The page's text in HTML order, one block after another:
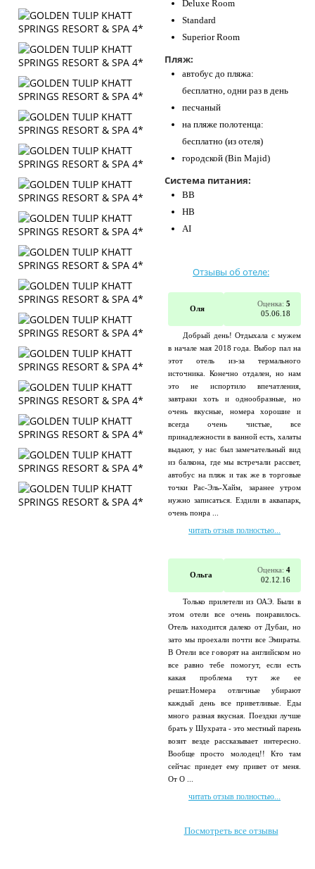
Deluxe Room
Standard
Superior Room
Пляж:
автобус до пляжа:
бесплатно, одни раз в день
песчаный
на пляже полотенца:
бесплатно (из отеля)
городской (Bin Majid)
Система питания:
BB
HB
AI
Отзывы об отеле:
Оля
Оценка: 5
05.06.18
Добрый день! Отдыхала с мужем
в начале мая 2018 года. Выбор пал на
этот отель из-за термального
источника. Конечно отдален, но нам
это не испортило впечатления,
завтраки хоть и однообразные, но
очень вкусные, номера хорошие и
всегда очень чистые, все
принадлежности в ванной есть, халаты
выдают, у нас был замечательный вид
из балкона, где мы встречали рассвет,
автобус на пляж и так же в торговые
точки Рас-Эль-Хайм, заранее утром
нужно записаться. Ездили в аквапарк,
очень понра ...
читать отзыв полностью...
Ольга
Оценка: 4
02.12.16
Только прилетели из ОАЭ. Были в
этом отели все очень понравилось.
Отель находится далеко от Дубаи, но
зато мы проехали почти все Эмираты.
В Отели все говорят на английском но
все равно тебе помогут, если есть
какая проблема тут же ее
решат.Номера отличные убирают
каждый день все приветливые. Еды
много разная вкусная. Поездки лучше
брать у Шухрата - это местный парень
возит везде рассказывает интересно.
Вообще просто молодец!! Кто там
сейчас приедет ему привет от меня.
От О ...
читать отзыв полностью...
Посмотреть все отзывы